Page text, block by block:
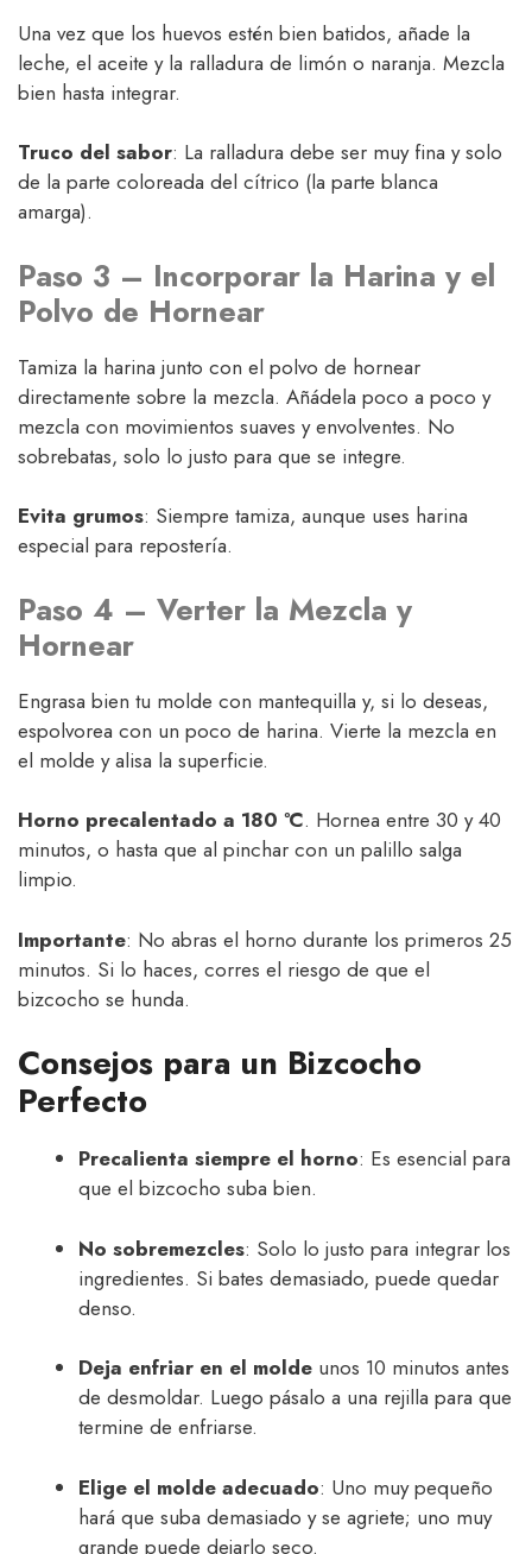
Una vez que los huevos estén bien batidos, añade la
leche, el aceite y la ralladura de limón o naranja. Mezcla
bien hasta integrar.
Truco del sabor: La ralladura debe ser muy fina y solo
de la parte coloreada del cítrico (la parte blanca
amarga).
Paso 3 – Incorporar la Harina y el
Polvo de Hornear
Tamiza la harina junto con el polvo de hornear
directamente sobre la mezcla. Añádela poco a poco y
mezcla con movimientos suaves y envolventes. No
sobrebatas, solo lo justo para que se integre.
Evita grumos: Siempre tamiza, aunque uses harina
especial para repostería.
Paso 4 – Verter la Mezcla y
Hornear
Engrasa bien tu molde con mantequilla y, si lo deseas,
espolvorea con un poco de harina. Vierte la mezcla en
el molde y alisa la superficie.
Horno precalentado a 180 ºC. Hornea entre 30 y 40
minutos, o hasta que al pinchar con un palillo salga
limpio.
Importante: No abras el horno durante los primeros 25
minutos. Si lo haces, corres el riesgo de que el
bizcocho se hunda.
Consejos para un Bizcocho
Perfecto
Precalienta siempre el horno: Es esencial para
que el bizcocho suba bien.
No sobremezcles: Solo lo justo para integrar los
ingredientes. Si bates demasiado, puede quedar
denso.
Deja enfriar en el molde unos 10 minutos antes
de desmoldar. Luego pásalo a una rejilla para que
termine de enfriarse.
Elige el molde adecuado: Uno muy pequeño
hará que suba demasiado y se agriete; uno muy
grande puede dejarlo seco.